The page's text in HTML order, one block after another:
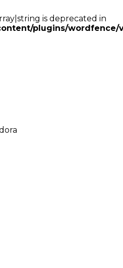
is deprecated in
plugins/